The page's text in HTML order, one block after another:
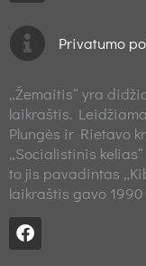
Privatumo
„Žemaitis“ yra
laikraštis.
Plungės ir Rietavo
„Socialistinis
to jis pavadintas
laikraštis gavo